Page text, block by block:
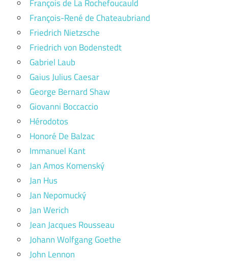
François de La Rochefoucauld
François-René de Chateaubriand
Friedrich Nietzsche
Friedrich von Bodenstedt
Gabriel Laub
Gaius Julius Caesar
George Bernard Shaw
Giovanni Boccaccio
Hérodotos
Honoré De Balzac
Immanuel Kant
Jan Amos Komenský
Jan Hus
Jan Nepomucký
Jan Werich
Jean Jacques Rousseau
Johann Wolfgang Goethe
John Lennon